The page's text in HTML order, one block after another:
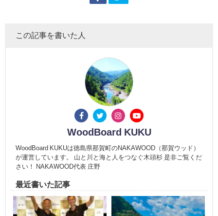
この記事を書いた人
WoodBoard KUKU
WoodBoard KUKUは徳島県那賀町のNAKAWOOD（那賀ウッド）
が運営しています。 山と川と海と人をつなぐ木頭杉 是非ご覧くだ
さい！ NAKAWOOD代表 庄野
最近書いた記事